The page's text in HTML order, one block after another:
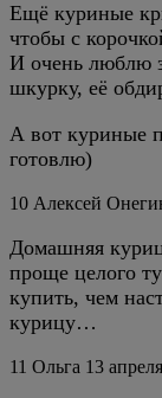
Ещё куриные
чтобы с
И очень люблю
шкурку, её
А вот куриные
готовлю)
10 Алексей
Домашняя
проще целого
купить, чем
курицу…
11 Ольга 13